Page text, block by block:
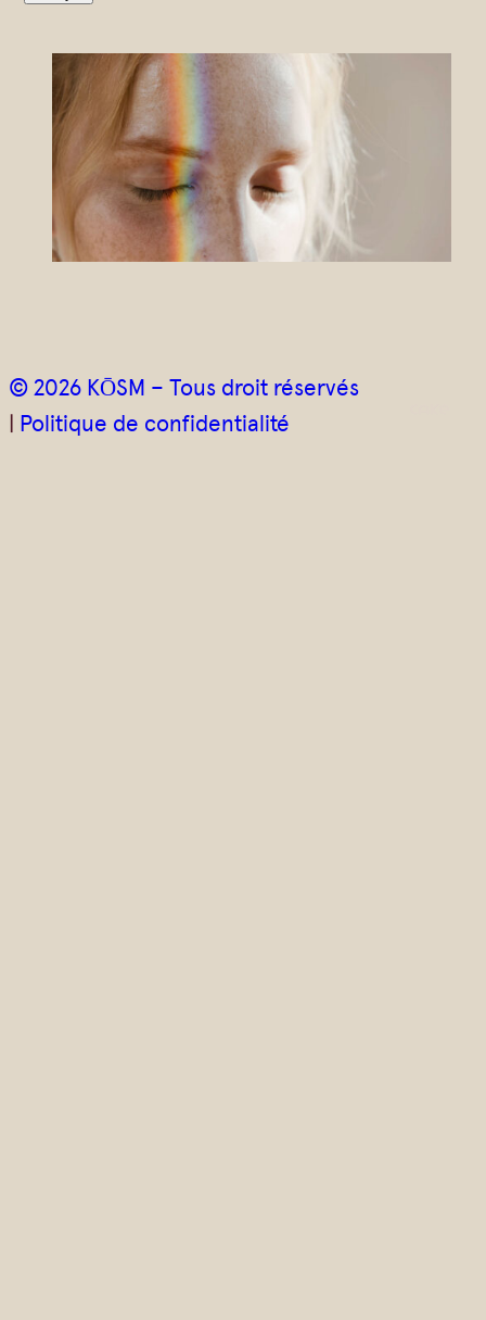
© 2026 KŌSM – Tous droit réservés
| Politique de confidentialité